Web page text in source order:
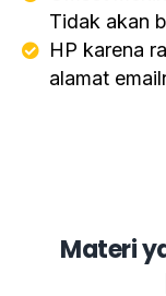
Tidak akan
HP karena
alamat
Materi